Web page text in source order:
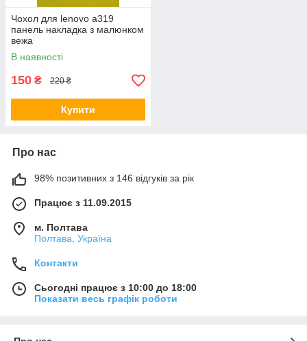
Чохол для lenovo a319
панель накладка з малюнком
вежа
В наявності
150 ₴ 220 ₴
Купити
Про нас
98% позитивних з 146 відгуків за рік
Працює з 11.09.2015
м. Полтава
Полтава, Україна
Контакти
Сьогодні працює з 10:00 до 18:00
Показати весь графік роботи